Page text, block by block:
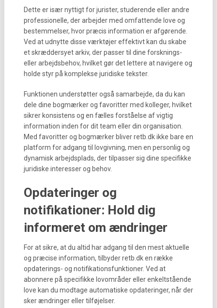
Dette er især nyttigt for jurister, studerende eller andre
professionelle, der arbejder med omfattende love og
bestemmelser, hvor præcis information er afgørende.
Ved at udnytte disse værktøjer effektivt kan du skabe
et skræddersyet arkiv, der passer til dine forsknings-
eller arbejdsbehov, hvilket gør det lettere at navigere og
holde styr på komplekse juridiske tekster.
Funktionen understøtter også samarbejde, da du kan
dele dine bogmærker og favoritter med kolleger, hvilket
sikrer konsistens og en fælles forståelse af vigtig
information inden for dit team eller din organisation.
Med favoritter og bogmærker bliver retb.dk ikke bare en
platform for adgang til lovgivning, men en personlig og
dynamisk arbejdsplads, der tilpasser sig dine specifikke
juridiske interesser og behov.
Opdateringer og
notifikationer: Hold dig
informeret om ændringer
For at sikre, at du altid har adgang til den mest aktuelle
og præcise information, tilbyder retb.dk en række
opdaterings- og notifikationsfunktioner. Ved at
abonnere på specifikke lovområder eller enkeltstående
love kan du modtage automatiske opdateringer, når der
sker ændringer eller tilføjelser.